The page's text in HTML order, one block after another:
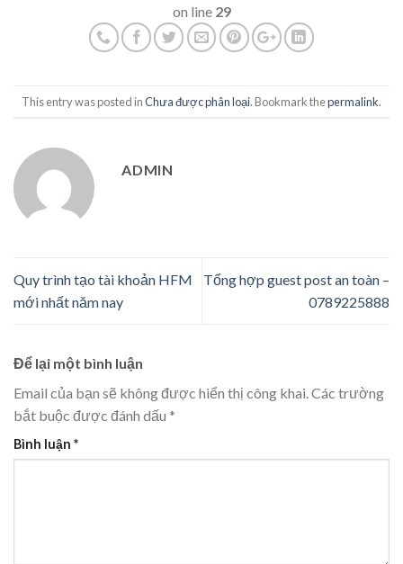
on line 29
This entry was posted inChưa được phân loại. Bookmark thepermalink.
ADMIN
Quy trình tạo tài khoản HFM
mới nhất năm nay
Tổng hợp guest post an toàn –
0789225888
Để lại một bình luận
Email của bạn sẽ không được hiển thị công khai. Các trường
bắt buộc được đánh dấu *
Bình luận *